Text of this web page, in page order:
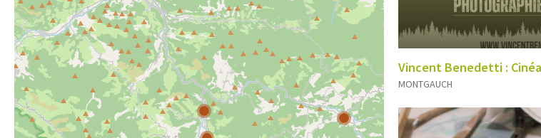
Vincent Benedetti :
MONTGAUCH